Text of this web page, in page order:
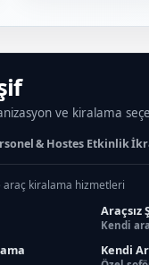
ve kiralama
& Hostes Etkinlik
araç kiralama hizmetleri
Araçsız
Kendi
Kendi